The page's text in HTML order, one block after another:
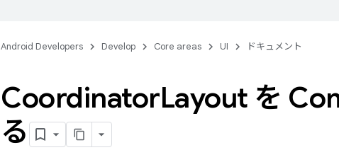
Android Developers Develop Core areas UI ドキュメント
CoordinatorLayout を
る